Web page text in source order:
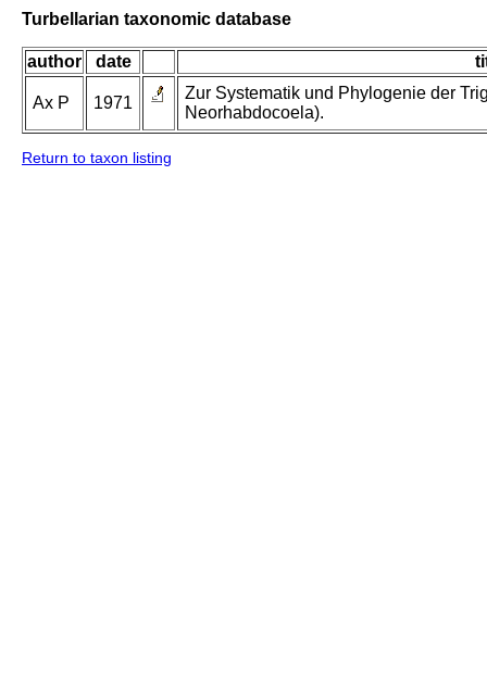
Turbellarian taxonomic database
author date
Ax P 1971
Zur Systematik und Phylogenie der
Neorhabdocoela).
Return to taxon listing